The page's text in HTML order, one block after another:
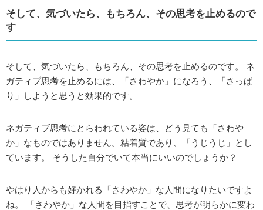
そして、気づいたら、もちろん、その思考を止めるので
す
そして、気づいたら、もちろん、その思考を止めるのです。 ネ
ガティブ思考を止めるには、「さわやか」になろう、「さっぱ
り」しようと思うと効果的です。
ネガティブ思考にとらわれている姿は、どう見ても「さわや
か」なものではありません。粘着質であり、「うじうじ」とし
ています。 そうした自分でいて本当にいいのでしょうか？
やはり人からも好かれる「さわやか」な人間になりたいですよ
ね。 「さわやか」な人間を目指すことで、思考が明らかに変わ